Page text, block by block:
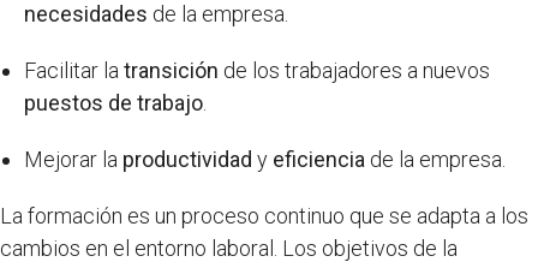
necesidades de la empresa.
Facilitar la transición de los trabajadores a nuevos
puestos de trabajo
Mejorar la productividad y eficiencia de la empresa.
La formación es un proceso continuo que se adapta a los
cambios en el entorno laboral. Los objetivos de la